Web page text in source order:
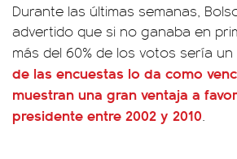
Durante las últimas semanas,
advertido que si no ganaba en
más del 60% de los votos sería un
de las encuestas lo da como
muestran una gran ventaja a
presidente entre 2002 y 2010.